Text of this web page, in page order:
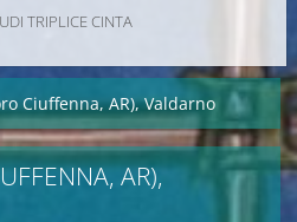
TRIPLICE CINTA
Ciuffenna, AR), Valdarno
AR),